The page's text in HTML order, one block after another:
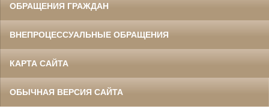
ОБРАЩЕНИЯ ГРАЖДАН
ВНЕПРОЦЕССУАЛЬНЫЕ ОБРАЩЕНИЯ
КАРТА САЙТА
ОБЫЧНАЯ ВЕРСИЯ САЙТА